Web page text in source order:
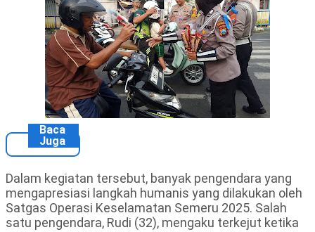
Baca
Juga
Dalam kegiatan tersebut, banyak pengendara yang
mengapresiasi langkah humanis yang dilakukan oleh
Satgas Operasi Keselamatan Semeru 2025. Salah
satu pengendara, Rudi (32), mengaku terkejut ketika